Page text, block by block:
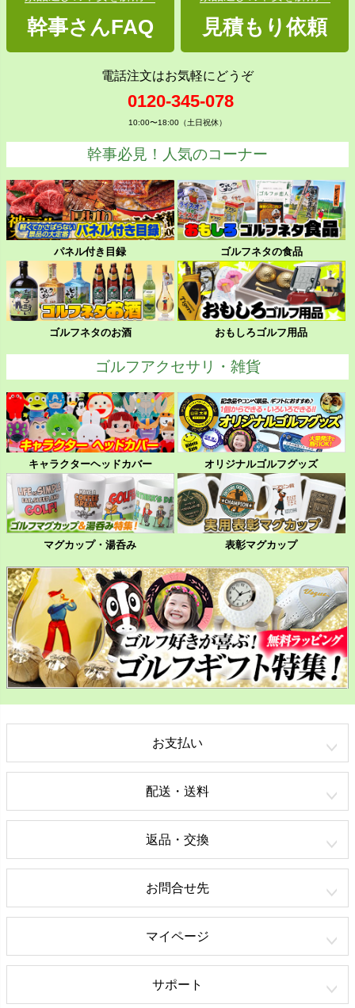
幹事さんFAQ 見積もり依頼
電話注文はお気軽にどうぞ
0120-345-078
10:00〜18:00（土日祝休）
幹事必見！人気のコーナー
パネル付き目録 ゴルフネタの食品
ゴルフネタのお酒 おもしろゴルフ用品
ゴルフアクセサリ・雑貨
キャラクターヘッドカバー オリジナルゴルフグッズ
マグカップ・湯呑み 表彰マグカップ
お支払い
配送・送料
返品・交換
お問合せ先
マイページ
サポート